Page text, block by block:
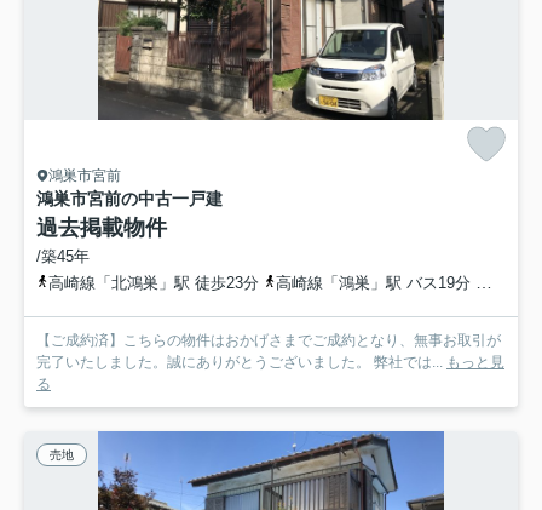
鴻巣市宮前
鴻巣市宮前の中古一戸建
過去掲載物件
/築45年
高崎線「北鴻巣」駅 徒歩23分
高崎線「鴻巣」駅 バス19分 埼玉県鴻巣市「関東工業自動車大学校前」 停歩5分
【ご成約済】こちらの物件はおかげさまでご成約となり、無事お取引が
完了いたしました。誠にありがとうございました。 弊社では... もっと見
る
売地